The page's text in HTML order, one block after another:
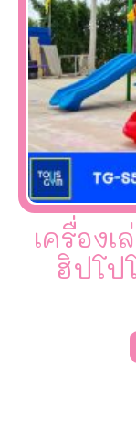
เครื่อง
ฮิปโป